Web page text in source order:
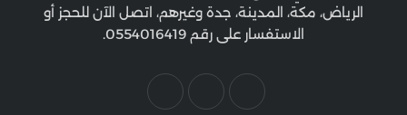
الرياض، مكة، المدينة، جدة وغيرهم، اتصل الآن للحجز أو
الاستفسار على رقم 0554016419.